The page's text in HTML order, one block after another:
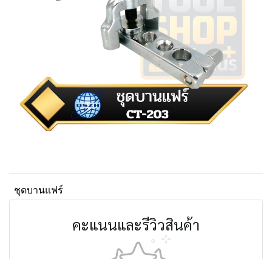
ชุดบานแฟร์
คะแนนและรีวิวสินค้า